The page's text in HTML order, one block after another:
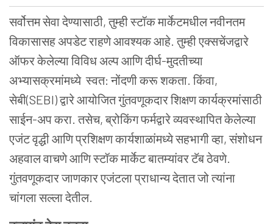
सर्वोत्तम सेवा देण्यासाठी, तुम्ही स्टॉक मार्केटमधील नवीनतम
विकासासह अपडेट राहणे आवश्यक आहे. तुम्ही एक्सचेंजद्वारे
ऑफर केलेल्या विविध अल्प आणि दीर्घ-मुदतीच्या
अभ्यासक्रमांमध्ये स्वत: नोंदणी करू शकता. किंवा,
सेबी(SEBI)द्वारे आयोजित गुंतवणूकदार शिक्षण कार्यक्रमांसाठी
साईन-अप करा. तसेच, ब्रोकिंग फर्मद्वारे व्यवस्थापित केलेल्या
एजंट वृद्धी आणि प्रशिक्षण कार्यशाळांमध्ये सहभागी व्हा, संशोधन
अहवाल वाचणे आणि स्टॉक मार्केट बातम्यांवर टॅब ठेवणे.
गुंतवणूकदार जाणकार एजंटला प्राधान्य देतात जो त्यांना
चांगला सल्ला देतील.